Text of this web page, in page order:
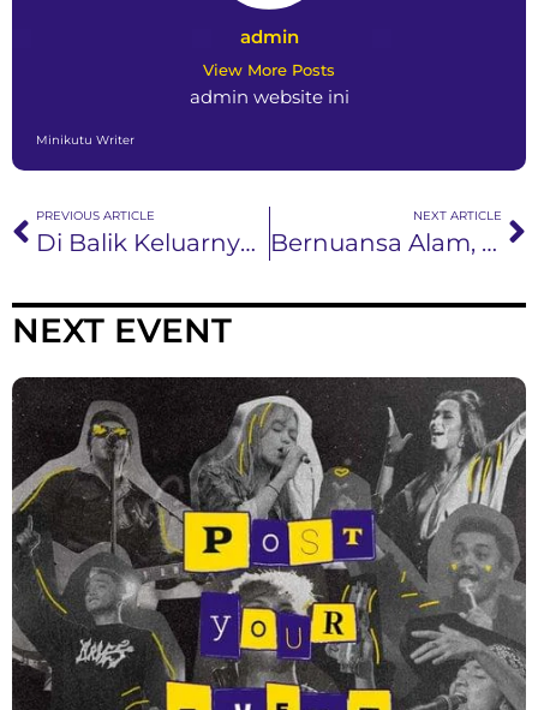
admin
View More Posts
admin website ini
Minikutu Writer
PREVIOUS ARTICLE
Di Balik Keluarnya Ocan Dari Stand Here Alone
NEXT ARTICLE
Bernuansa Alam, Tema Single Elektronik Heru “Shaggydog”
NEXT EVENT